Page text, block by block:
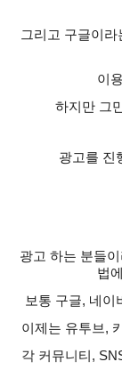
그리고 구글이
이
하지만 그
광고를 진
광고 하는 분들
법
보통 구글, 네이
이제는 유투브,
각 커뮤니티 ,